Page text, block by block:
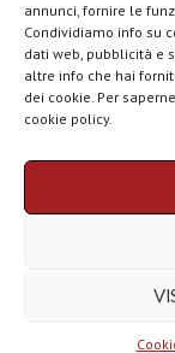
annunci, fornire le
Condividiamo info su
dati web, pubblicità e
altre info che hai
dei cookie. Per
cookie policy.
Chi siamo
Questo blog non
Affiliazione
LEGGI ANCHE
Apple